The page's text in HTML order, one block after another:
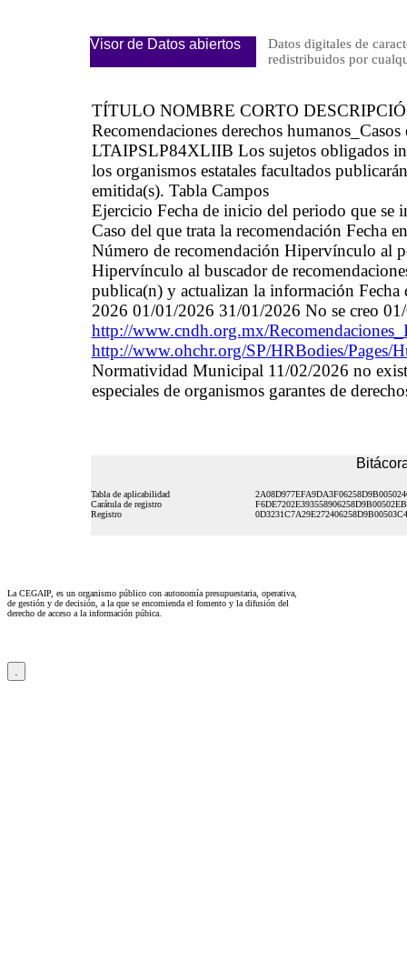
Visor de Datos abiertos
Datos digitales de
redistribuidos por
TÍTULO NOMBRE CORTO
Recomendaciones derechos
LTAIPSLP84XLIIB Los sujetos obligados
los organismos estatales facultados
emitida(s). Tabla Campos
Ejercicio Fecha de inicio del periodo que se
Caso del que trata la recomendación Fecha
Número de recomendación Hipervínculo al
Hipervínculo al buscador de
publica(n) y actualizan la información Fecha
2026 01/01/2026 31/01/2026 No se creo
http://www.cndh.org.mx/
http://www.ohchr.org/SP/HRBodies/Pages/
Normatividad Municipal 11/02/2026 no
especiales de organismos garantes de
Tabla de aplicabilidad
Carátula de registro
Registro
La CEGAIP, es un organismo público con autonomía presupuestaria, operativa,
de gestión y de decisión, a la que se encomienda el fomento y la difusión del
derecho de acceso a la información púbica.